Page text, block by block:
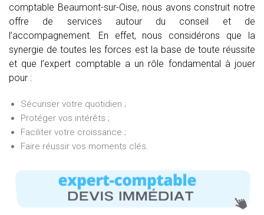
comptable Beaumont-sur-Oise, nous avons construit notre
offre de services autour du conseil et de
l’accompagnement. En effet, nous considérons que la
synergie de toutes les forces est la base de toute réussite
et que l’expert comptable a un rôle fondamental à jouer
pour :
Sécuriser votre quotidien ;
Protéger vos intérêts ;
Faciliter votre croissance ;
Faire réussir vos moments clés.